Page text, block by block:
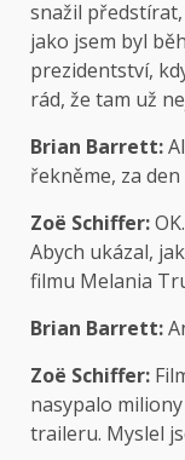
snažil
jako jsem byl
prezidentství,
rád, že tam už
Brian Barrett:
řekněme, za
Zoë Schiffer:
Abych ukázal,
filmu Melania
Brian Barrett:
Zoë Schiffer:
nasypalo
traileru. Myslel